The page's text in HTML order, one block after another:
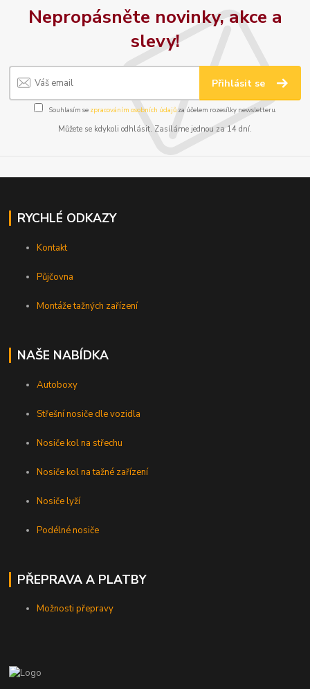
Nepropásněte novinky, akce a
slevy!
Přihlásit se
Souhlasím se zpracováním osobních údajůza účelem rozesílky newsletteru.
Můžete se kdykoli odhlásit. Zasíláme jednou za 14 dní.
RYCHLÉ ODKAZY
Kontakt
Půjčovna
Montáže tažných zařízení
NAŠE NABÍDKA
Autoboxy
Střešní nosiče dle vozidla
Nosiče kol na střechu
Nosiče kol na tažné zařízení
Nosiče lyží
Podélné nosiče
PŘEPRAVA A PLATBY
Možnosti přepravy